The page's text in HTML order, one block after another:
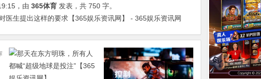
，由 365体育 发表，共 750 字。
医生提出这样的要求【365娱乐资讯网】 - 365娱乐资讯网